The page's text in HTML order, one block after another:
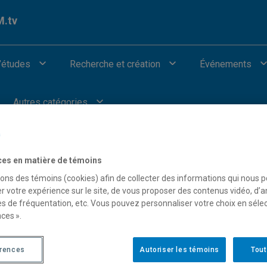
Recherche et création Événements
Autres catégories
occasionnées
Colloques et
en matière de témoins
des témoins (cookies) afin de collecter des informations qui nous
votre expérience sur le site, de vous proposer des contenus vidéo,
de fréquentation, etc. Vous pouvez personnaliser votre choix en
».
Autoriser les témoins